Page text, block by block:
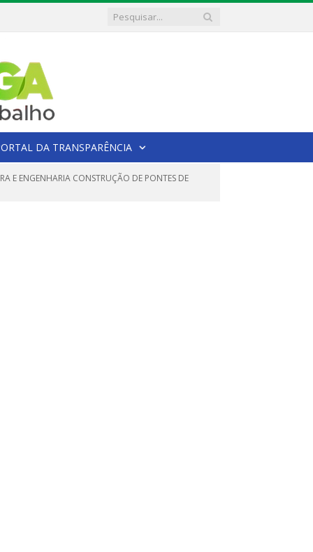
DA TRANSPARÊNCIA
E ENGENHARIA CONSTRUÇÃO DE PONTES DE